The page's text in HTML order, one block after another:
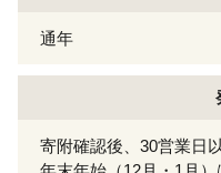
通年
寄附確認後、30営業日